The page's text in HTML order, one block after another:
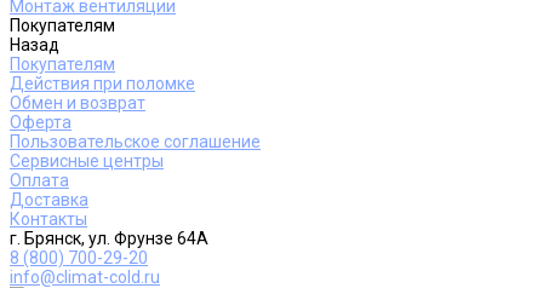
Монтаж вентиляции
Покупателям
Назад
Покупателям
Действия при поломке
Обмен и возврат
Оферта
Пользовательское соглашение
Сервисные центры
Оплата
Доставка
Контакты
г. Брянск, ул. Фрунзе 64А
8 (800) 700-29-20
info@climat-cold.ru